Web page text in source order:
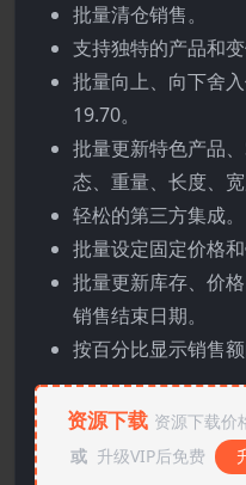
批量清仓销售。
支持独特的产品和变
批量向上、向下舍
19.70。
批量更新特色产品
态、重量、长度、宽
轻松的第三方集成。
批量设定固定价格和
批量更新库存、价
销售结束日期。
按百分比显示销售额
资源下载 资源下载价
或 升级VIP后免费